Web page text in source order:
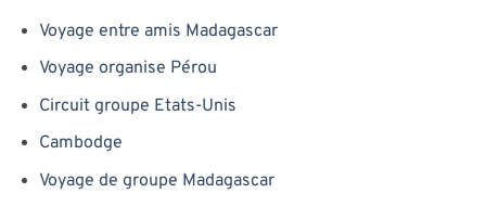
Voyage entre amis Madagascar
Voyage organise Pérou
Circuit groupe Etats-Unis
Cambodge
Voyage de groupe Madagascar